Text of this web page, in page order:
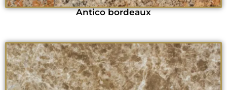
Antico bordeaux